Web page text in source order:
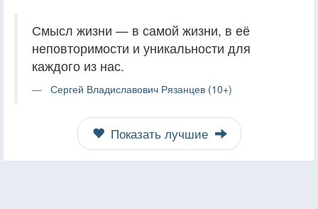
Смысл жизни — в самой жизни, в её
неповторимости и уникальности для
каждого из нас.
Сергей Владиславович Рязанцев (10+)
Показать лучшие